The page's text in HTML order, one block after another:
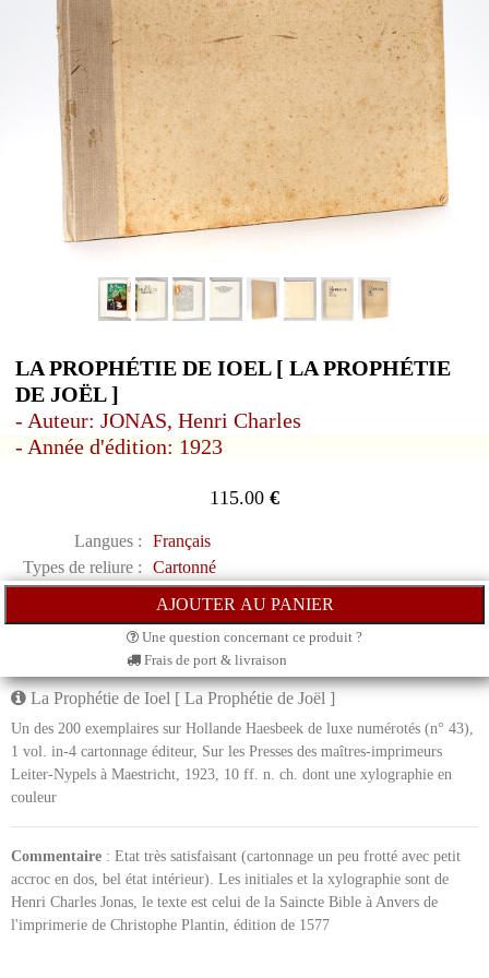
LA PROPHÉTIE DE IOEL [ LA PROPHÉTIE
DE JOËL ]
- Auteur: JONAS, Henri Charles
- Année d'édition: 1923
115.00 €
Langues :
Français
Types de reliure :
Cartonné
Une question concernant ce produit ?
Frais de port & livraison
La Prophétie de Ioel [ La Prophétie de Joël ]
Un des 200 exemplaires sur Hollande Haesbeek de luxe numérotés (n° 43),
1 vol. in-4 cartonnage éditeur, Sur les Presses des maîtres-imprimeurs
Leiter-Nypels à Maestricht, 1923, 10 ff. n. ch. dont une xylographie en
couleur
Commentaire : Etat très satisfaisant (cartonnage un peu frotté avec petit
accroc en dos, bel état intérieur). Les initiales et la xylographie sont de
Henri Charles Jonas, le texte est celui de la Saincte Bible à Anvers de
l'imprimerie de Christophe Plantin, édition de 1577